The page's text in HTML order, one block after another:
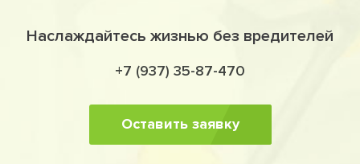
Наслаждайтесь жизнью без вредителей
+7 (937) 35-87-470
Оставить заявку